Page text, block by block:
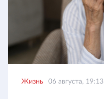
Жизнь 06 августа, 19:13